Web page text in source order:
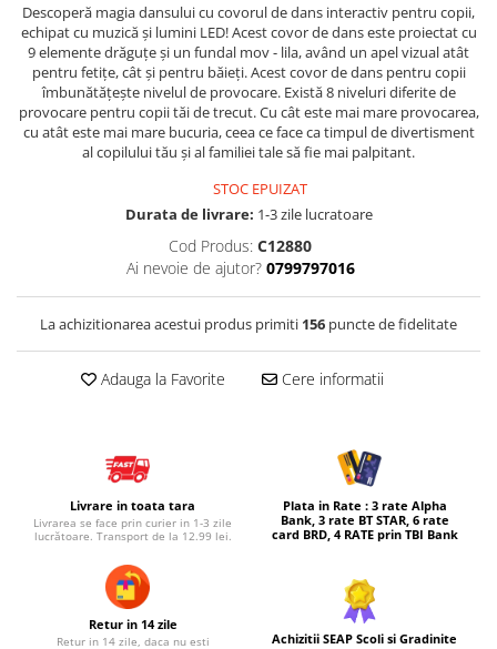
Busy Board
Figurine cu eroi si personaje
Jocuri de societate
Jocuri si Jucarii in Limba Romana
Jucarii de Rol
Micul explorator
Tarcuri si corturi
Tarc joaca copii
Tarc joaca bebe
Descoperă magia dansului cu covorul de dans interactiv pentru copii,
echipat cu muzică și lumini LED! Acest covor de dans este proiectat cu
9 elemente drăguțe și un fundal mov - lila, având un apel vizual atât
pentru fetițe, cât și pentru băieți. Acest covor de dans pentru copii
îmbunătățește nivelul de provocare. Există 8 niveluri diferite de
provocare pentru copii tăi de trecut. Cu cât este mai mare provocarea,
cu atât este mai mare bucuria, ceea ce face ca timpul de divertisment
al copilului tău și al familiei tale să fie mai palpitant.
STOC EPUIZAT
Durata de livrare: 1-3 zile lucratoare
Cod Produs: C12880
Ai nevoie de ajutor? 0799797016
La achizitionarea acestui produs primiti 156 puncte de fidelitate
Adauga la Favorite Cere informatii
Livrare in toata tara
Livrarea se face prin curier in 1-3 zile
lucrătoare. Transport de la 12.99 lei.
Plata in Rate : 3 rate Alpha
Bank, 3 rate BT STAR, 6 rate
card BRD, 4 RATE prin TBI Bank
Retur in 14 zile
Retur in 14 zile, daca nu esti
Achizitii SEAP Scoli si Gradinite